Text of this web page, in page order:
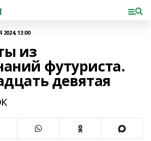
13:00
из
футуриста.
девятая